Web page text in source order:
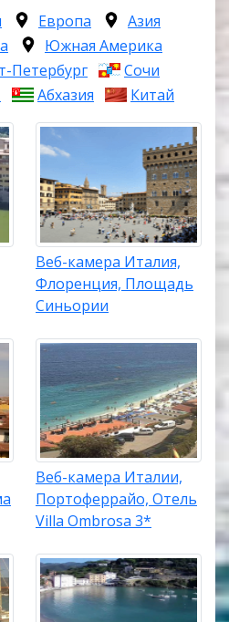
Европа
Азия
Южная Америка
Петербург
Сочи
Абхазия Китай
Веб-камера Италия,
Флоренция, Площадь
Синьории
Веб-камера Италии,
Портоферрайо, Отель
Villa Ombrosa 3*